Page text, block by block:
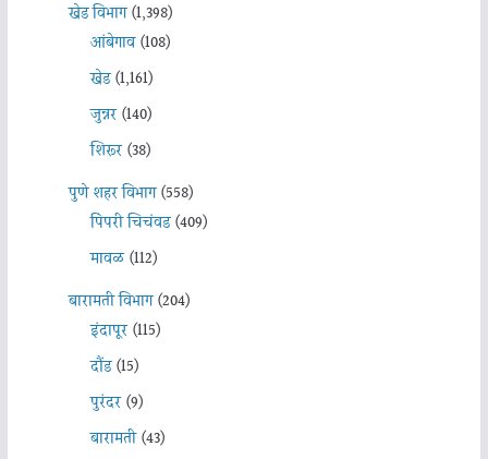
खेड विभाग(1,398)
आंबेगाव(108)
खेड(1,161)
जुन्नर(140)
शिरूर(38)
पुणे शहर विभाग(558)
पिंपरी चिचंवड(409)
मावळ(112)
बारामती विभाग(204)
इंदापूर(115)
दौंड(15)
पुरंदर(9)
बारामती(43)